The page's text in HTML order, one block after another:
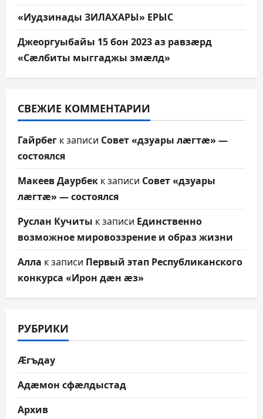
«Иудзинады ЗИЛАХАРЫ» ЕРЫС
Джеоргуыбайы 15 бон 2023 аз равзæрд
«Сæлбиты мыггаджы змæлд»
СВЕЖИЕ КОММЕНТАРИИ
Гайрбег к записи Совет «дзуары лæгтæ» —
состоялся
Макеев Даурбек к записи Совет «дзуары
лæгтæ» — состоялся
Руслан Кучиты к записи Единственно
возможное мировоззрение и образ жизни
Алла к записи Первый этап Республиканского
конкурса «Ирон дæн æз»
РУБРИКИ
Æгъдау
Адæмон сфæлдыстад
Архив